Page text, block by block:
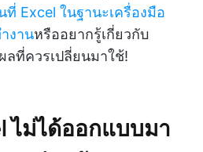
Excel ในฐานะเครื่องมือ
งานหรืออยากรู้เกี่ยวกับ
ลที่ควรเปลี่ยนมาใช้!
ไม่ได้ออกแบบมา